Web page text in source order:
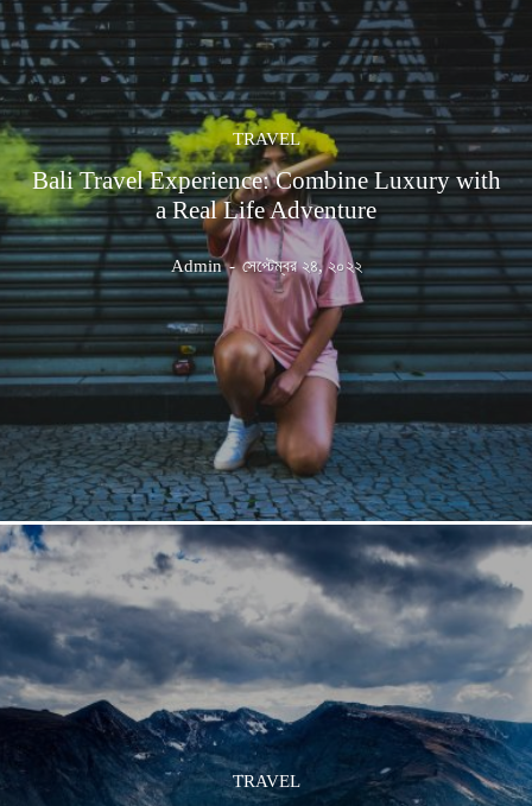
TRAVEL
Bali Travel Experience: Combine Luxury with
a Real Life Adventure
Admin - সেপ্টেম্বর ২৪, ২০২২
TRAVEL